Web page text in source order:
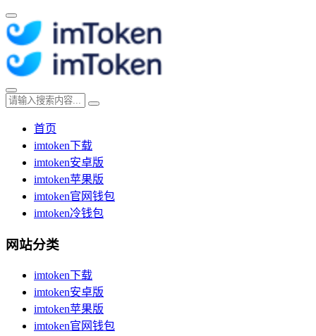
首页
imtoken下载
imtoken安卓版
imtoken苹果版
imtoken官网钱包
imtoken冷钱包
网站分类
imtoken下载
imtoken安卓版
imtoken苹果版
imtoken官网钱包